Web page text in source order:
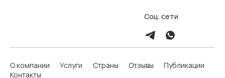
Соц. сети
О компании Услуги Страны Отзывы
Публикации
Контакты